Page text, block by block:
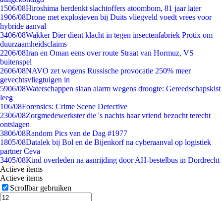
1506/08Hiroshima herdenkt slachtoffers atoombom, 81 jaar later
1906/08Drone met explosieven bij Duits vliegveld voedt vrees voor
hybride aanval
3406/08Wakker Dier dient klacht in tegen insectenfabriek Protix om
duurzaamheidsclaims
2206/08Iran en Oman eens over route Straat van Hormuz, VS
buitenspel
2606/08NAVO zet wegens Russische provocatie 250% meer
gevechtsvliegtuigen in
5906/08Waterschappen slaan alarm wegens droogte: Gereedschapskist
leeg
106/08Forensics: Crime Scene Detective
2306/08Zorgmedewerkster die 's nachts haar vriend bezocht terecht
ontslagen
3806/08Random Pics van de Dag #1977
1805/08Datalek bij Bol en de Bijenkorf na cyberaanval op logistiek
partner Ceva
3405/08Kind overleden na aanrijding door AH-bestelbus in Dordrecht
Actieve items
Actieve items
Scrollbar gebruiken